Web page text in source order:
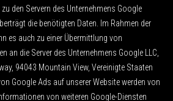
den Servern des Unternehmens Google
die benötigten Daten. Im Rahmen der
es auch zu einer Übermittlung von
an die Server des Unternehmens Google LLC,
94043 Mountain View, Vereinigte Staaten
Google Ads auf unserer Website werden von
von weiteren Google-Diensten